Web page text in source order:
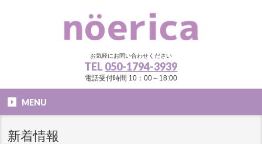
お気軽にお問い合わせください
TEL 050-1794-3939
電話受付時間 10：00～18:00
MENU
新着情報